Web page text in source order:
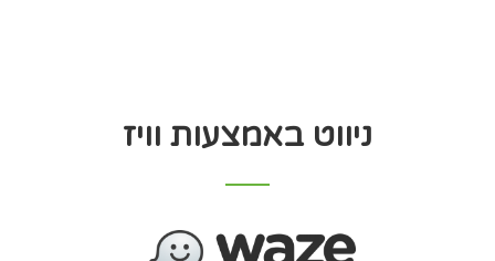
ניווט באמצעות וויז